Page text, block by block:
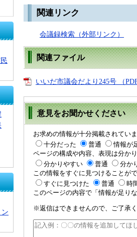
ン
関連リンク
会議録検索 （外部リンク）
関連ファイル
いいだ市議会だより245号 （
意見をお聞かせください
お求めの情報が十分掲載されてい
十分だった
普通
情報が
ページの構成や内容、表現は分か
分かりやすい
普通
分か
この情報をすぐに見つけることが
すぐに見つけた
普通
時
このページの内容で「情報が足り
※返信はできませんので、ご了承く